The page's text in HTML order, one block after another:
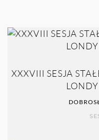
XXXVIII SESJA